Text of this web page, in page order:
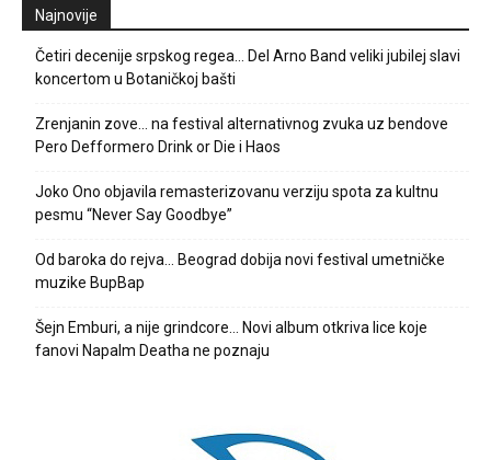
Najnovije
Četiri decenije srpskog regea… Del Arno Band veliki jubilej slavi
koncertom u Botaničkoj bašti
Zrenjanin zove… na festival alternativnog zvuka uz bendove
Pero Defformero Drink or Die i Haos
Joko Ono objavila remasterizovanu verziju spota za kultnu
pesmu “Never Say Goodbye”
Od baroka do rejva… Beograd dobija novi festival umetničke
muzike BupBap
Šejn Emburi, a nije grindcore… Novi album otkriva lice koje
fanovi Napalm Deatha ne poznaju